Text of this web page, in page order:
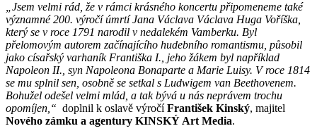
„Jsem velmi rád, že v rámci krásného koncertu připomeneme také
významné 200. výročí úmrtí Jana Václava Václava Huga Voříška,
který se v roce 1791 narodil v nedalekém Vamberku. Byl
přelomovým autorem začínajícího hudebního romantismu, působil
jako císařský varhaník Františka I., jeho žákem byl například
Napoleon II., syn Napoleona Bonaparte a Marie Luisy. V roce 1814
se mu splnil sen, osobně se setkal s Ludwigem van Beethovenem.
Bohužel odešel velmi mlád, a tak bývá u nás neprávem trochu
opomíjen,“ doplnil k oslavě výročíFrantišek Kinský, majitel
Nového zámku a agentury KINSKÝ Art Media.